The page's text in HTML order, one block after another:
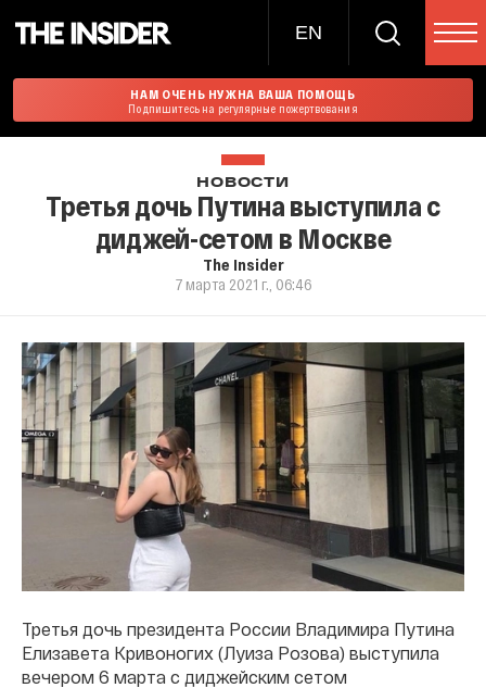
EN
НАМ ОЧЕНЬ НУЖНА ВАША ПОМОЩЬ
Подпишитесь на регулярные пожертвования
НОВОСТИ
Третья дочь Путина выступила с
диджей-сетом в Москве
The Insider
7 марта 2021 г., 06:46
Третья дочь президента России Владимира Путина
Елизавета Кривоногих (Луиза Розова) выступила
вечером 6 марта с диджейским сетом